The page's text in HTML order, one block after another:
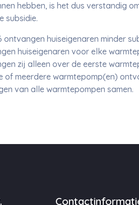
hebben, is het dus verstandig
subsidie.
ontvangen huiseigenaren minder
huiseigenaren voor elke
zij alleen over de eerste
of meerdere warmtepomp(en)
van alle warmtepompen samen.